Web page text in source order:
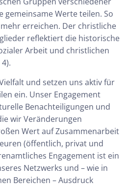
gemeinsame Werte teilen. So
erreichen. Der christliche
reflektiert die historische
Arbeit und christlichen
und setzen uns aktiv für
ein. Unser Engagement
Benachteiligungen und
wir Veränderungen
Wert auf Zusammenarbeit
(öffentlich, privat und
Engagement ist ein
Netzwerks und – wie in
Bereichen – Ausdruck